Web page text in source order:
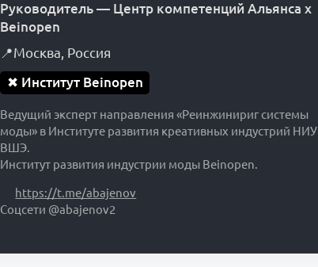
Руководитель — Центр компетенций Альянса x
Beinopen
📍Москва Россия
✖ Институт Beinopen
Ведущий эксперт направления «Реинжинириг системы
моды» в Институте развития креативных индустрий НИУ
ВШЭ.
Институт развития индустрии моды Beinopen.
https://t.me/abajenov
Соцсети @abajenov2